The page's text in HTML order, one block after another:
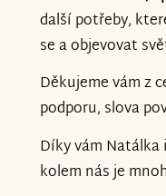
další potřeby,
se a objevovat
Děkujeme vám z
podporu, slova
Díky vám Natálka
kolem nás je